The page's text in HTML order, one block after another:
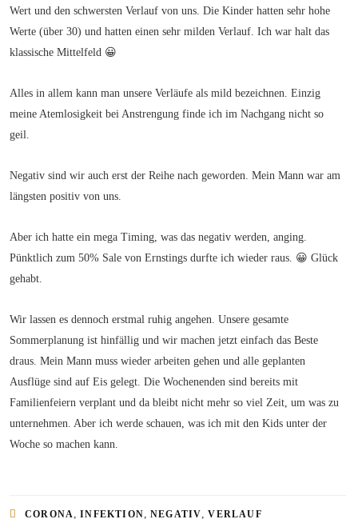
Wert und den schwersten Verlauf von uns. Die Kinder hatten sehr hohe
Werte (über 30) und hatten einen sehr milden Verlauf. Ich war halt das
klassische Mittelfeld 😀
Alles in allem kann man unsere Verläufe als mild bezeichnen. Einzig
meine Atemlosigkeit bei Anstrengung finde ich im Nachgang nicht so
geil.
Negativ sind wir auch erst der Reihe nach geworden. Mein Mann war am
längsten positiv von uns.
Aber ich hatte ein mega Timing, was das negativ werden, anging.
Pünktlich zum 50% Sale von Ernstings durfte ich wieder raus. 😀 Glück
gehabt.
Wir lassen es dennoch erstmal ruhig angehen. Unsere gesamte
Sommerplanung ist hinfällig und wir machen jetzt einfach das Beste
draus. Mein Mann muss wieder arbeiten gehen und alle geplanten
Ausflüge sind auf Eis gelegt. Die Wochenenden sind bereits mit
Familienfeiern verplant und da bleibt nicht mehr so viel Zeit, um was zu
unternehmen. Aber ich werde schauen, was ich mit den Kids unter der
Woche so machen kann.
CORONA ,INFEKTION ,NEGATIV ,VERLAUF